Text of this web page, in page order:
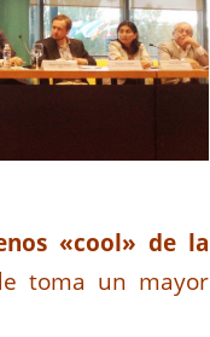
«cool» de la
toma un mayor